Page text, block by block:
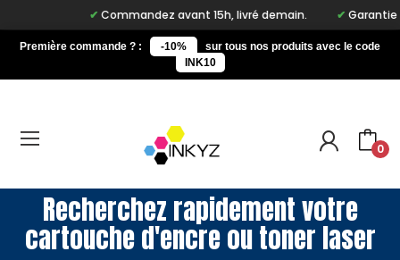
Commandez avant 15h, livré demain. Garantie à
Première commande ? : -10%
sur tous nos produits avec le code
INK10
0
Recherchez rapidement votre
cartouche d'encre ou toner laser